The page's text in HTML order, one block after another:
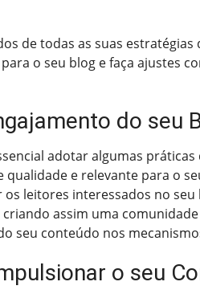
de todas as suas
o seu blog e faça ajustes
do seu
adotar algumas
e relevante para o
leitores interessados no
assim uma
seu conteúdo nos
o seu